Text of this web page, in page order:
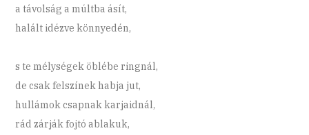
a távolság a múltba ásít,
halált idézve könnyedén,
s te mélységek öblébe ringnál,
de csak felszínek habja jut,
hullámok csapnak karjaidnál,
rád zárják fojtó ablakuk,